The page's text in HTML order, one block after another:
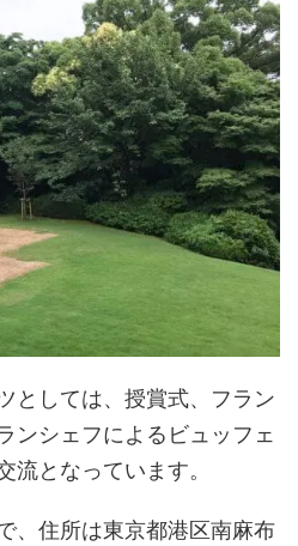
としては、授賞式、フラン
ンシェフによるビュッフェ
流となっています。
、住所は東京都港区南麻布